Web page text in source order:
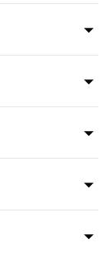
ji, Senso-ji ve
durakların
hattına
sınırını
deneyimleyen
görmekle
ve kültürel
tüm geziler